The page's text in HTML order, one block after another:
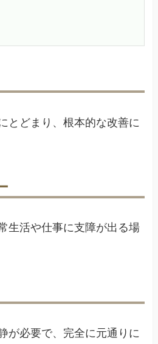
とどまり、根本的な改善に
生活や仕事に支障が出る場
が必要で、完全に元通りに